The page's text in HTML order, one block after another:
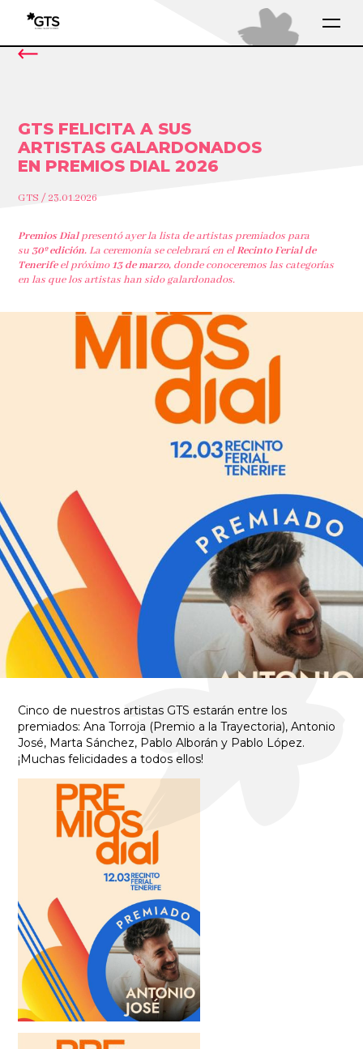
GTS FELICITA A SUS
ARTISTAS GALARDONADOS
EN PREMIOS DIAL 2026
GTS / 23.01.2026
Premios Dialpresentó ayer la lista de artistas premiados para
su30º edición.La ceremonia se celebrará en elRecinto Ferial de
Tenerifeel próximo13 de marzo, donde conoceremos las categorías
en las que los artistas han sido galardonados.
Cinco de nuestros artistas GTS estarán entre los
premiados: Ana Torroja (Premio a la Trayectoria), Antonio
José, Marta Sánchez, Pablo Alborán y Pablo López.
¡Muchas felicidades a todos ellos!